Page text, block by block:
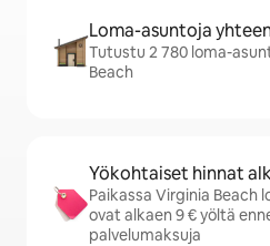
Loma-asuntoja
Tutustu 2 780 loma-
Beach
Yökohtaiset hinnat
Paikassa Virginia Beach
ovat alkaen 9 € yöltä
palvelumaksuja